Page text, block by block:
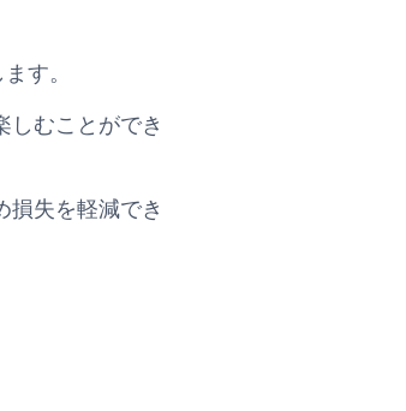
す。
しむことができ
損失を軽減でき